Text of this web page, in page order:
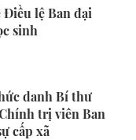
lệ Ban đại
sinh
danh Bí thư
trị viên Ban
cấp xã